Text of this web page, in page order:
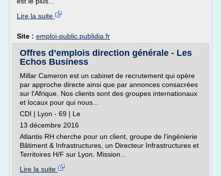
Lire la suite
Site : emploi-public.publidia.fr
Offres d’emplois direction générale - Les
Echos Business
Millar Cameron est un cabinet de recrutement qui opère
par approche directe ainsi que par annonces consacrées
sur l'Afrique. Nos clients sont des groupes internationaux
et locaux pour qui nous...
CDI | Lyon - 69 | Le
13 décembre 2016
Atlantis RH cherche pour un client, groupe de l'ingénierie
Bâtiment & Infrastructures, un Directeur Infrastructures et
Territoires H/F sur Lyon. Mission...
Lire la suite